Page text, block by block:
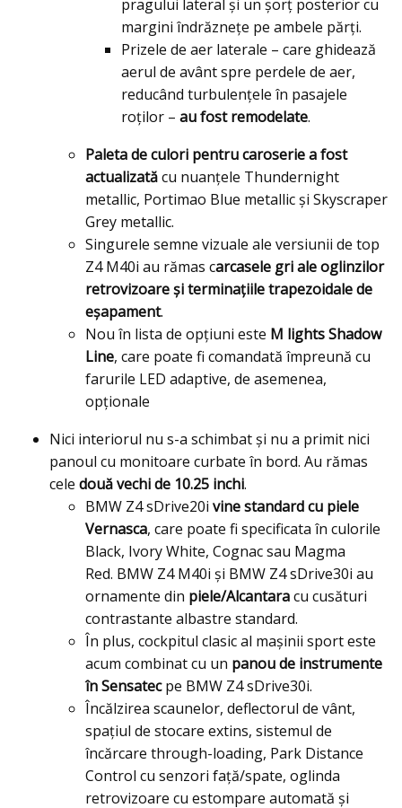
pragului lateral și un șorț posterior cu
margini îndrăznețe pe ambele părți.
Prizele de aer laterale – care ghidează
aerul de avânt spre perdele de aer,
reducând turbulențele în pasajele
roților – au fost remodelate.
Paleta de culori pentru caroserie a fost
actualizatăcu nuanţele Thundernight
metallic, Portimao Blue metallic şi Skyscraper
Grey metallic.
Singurele semne vizuale ale versiunii de top
Z4 M40i au rămas carcasele gri ale oglinzilor
retrovizoare şi terminațiile trapezoidale de
eşapament.
Nou în lista de opțiuni este M lights Shadow
Line, care poate fi comandată împreună cu
farurile LED adaptive, de asemenea,
opționale
Nici interiorul nu s-a schimbat şi nu a primit nici
panoul cu monitoare curbate în bord. Au rămas
cele două vechi de 10.25 inchi.
BMW Z4 sDrive20i vine standard cu piele
Vernasca, care poate fi specificata în culorile
Black, Ivory White, Cognac sau Magma
Red. BMW Z4 M40i și BMW Z4 sDrive30i au
ornamente din piele/Alcantaracu cusături
contrastante albastre standard.
În plus, cockpitul clasic al mașinii sport este
acum combinat cu un panou de instrumente
în Sensatecpe BMW Z4 sDrive30i.
Încălzirea scaunelor, deflectorul de vânt,
spațiul de stocare extins, sistemul de
încărcare through-loading, Park Distance
Control cu ​​senzori faţă/spate, oglinda
retrovizoare cu estompare automată și